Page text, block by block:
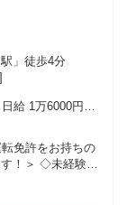
」徒歩4分
給 1万6000円
その他手当金
免許をお持ちの
したい方 ◇リフ